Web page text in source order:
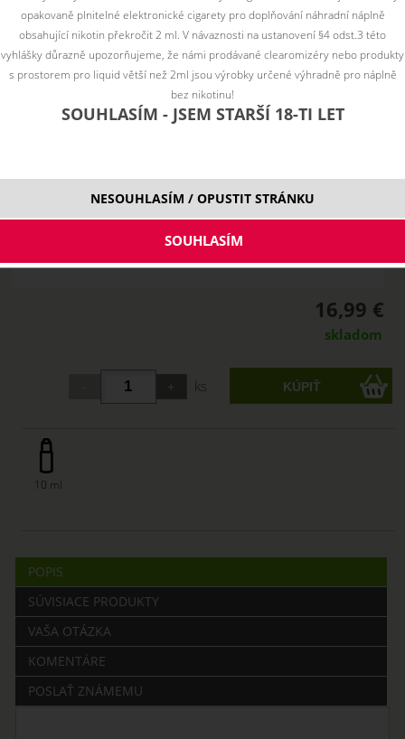
16,99 €
skladom
ks
10 ml
POPIS
SÚVISIACE PRODUKTY
VAŠA OTÁZKA
KOMENTÁRE
POSLAŤ ZNÁMEMU
opakovaně plnitelné elektronické cigarety pro doplňování náhradní náplně
obsahující nikotin překročit 2 ml. V návaznosti na ustanovení §4 odst.3 této
vyhlášky důrazně upozorňujeme, že námi prodávané clearomizéry nebo produkty
s prostorem pro liquid větší než 2ml jsou výrobky určené výhradně pro náplně
bez nikotinu!
SOUHLASÍM - JSEM STARŠÍ 18-TI LET
NESOUHLASÍM / OPUSTIT STRÁNKU